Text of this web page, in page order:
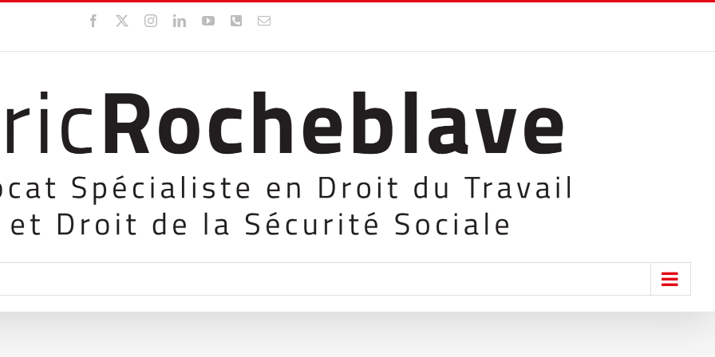
Facebook InstagramLinkedInYouTubeWhatsApp
Email